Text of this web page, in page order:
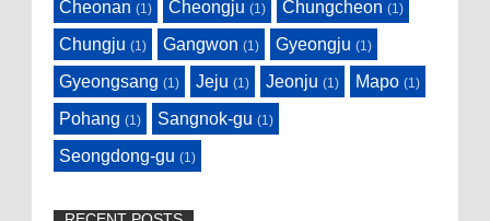
Cheonan (1) Cheongju (1) Chungcheon (1)
Chungju (1) Gangwon (1) Gyeongju (1)
Gyeongsang (1) Jeju (1) Jeonju (1) Mapo (1)
Pohang (1) Sangnok-gu (1)
Seongdong-gu (1)